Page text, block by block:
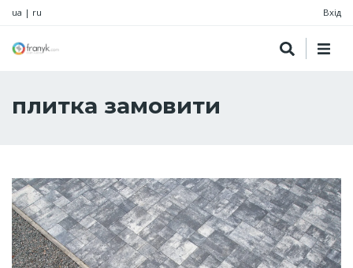
ua | ru Вхід
плитка замовити